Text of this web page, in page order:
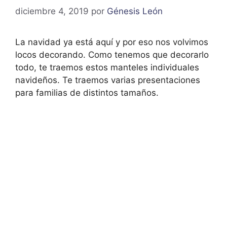
diciembre 4, 2019 por Génesis León
La navidad ya está aquí y por eso nos volvimos
locos decorando. Como tenemos que decorarlo
todo, te traemos estos manteles individuales
navideños. Te traemos varias presentaciones
para familias de distintos tamaños.